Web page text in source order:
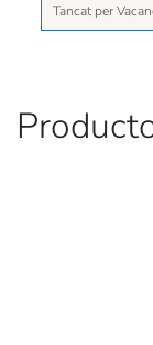
hasta
Tancat per